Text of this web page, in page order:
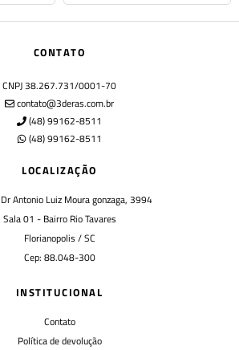
CONTATO
CNPJ 38.267.731/0001-70
contato@3deras.com.br
(48) 99162-8511
(48) 99162-8511
LOCALIZAÇÃO
Antonio Luiz Moura gonzaga, 3994
Sala 01 - Bairro Rio Tavares
Florianopolis / SC
Cep: 88.048-300
INSTITUCIONAL
Contato
Política de devolução